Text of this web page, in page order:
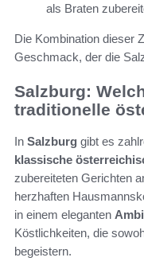
als Braten
Die Kombination dieser
Geschmack, der die
Salzburg:
traditionelle
In Salzburg gibt es
klassische
zubereiteten Gerichten
herzhaften
in einem eleganten
Köstlichkeiten, die
begeistern.